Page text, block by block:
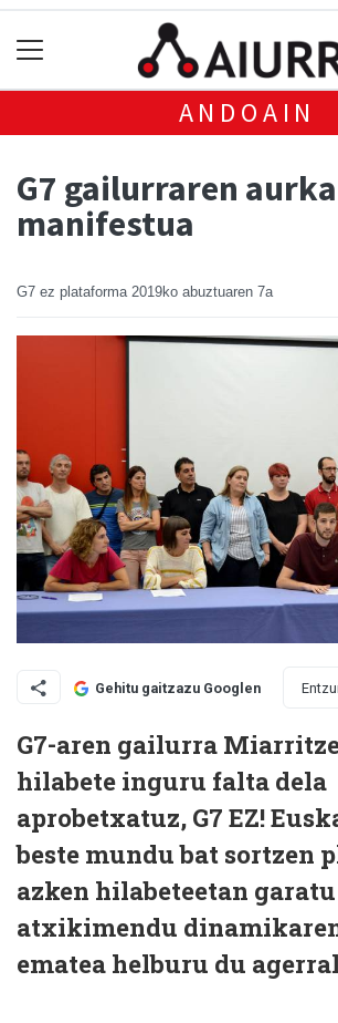
ANDOAIN
G7 gailurraren
manifestua
G7 ez plataforma 2019ko abuztuaren 7a
Gehitu gaitzazu Googlen
G7-aren gailurra
hilabete inguru falta dela
aprobetxatuz, G7 EZ!
beste mundu bat sortzen
azken hilabeteetan
atxikimendu
ematea helburu du